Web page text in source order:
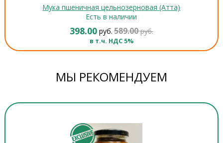
Мука пшеничная цельнозерновая (Атта)
Есть в наличии
398.00руб. 589.00руб.
в т.ч. НДС 5%
МЫ РЕКОМЕНДУЕМ